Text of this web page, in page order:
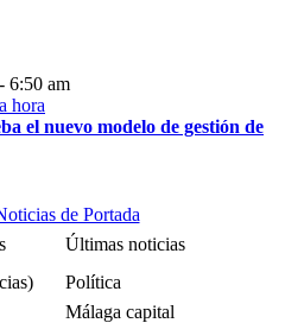
6:50 am
el nuevo modelo de gestión de
de Portada
Últimas noticias
Política
Málaga capital